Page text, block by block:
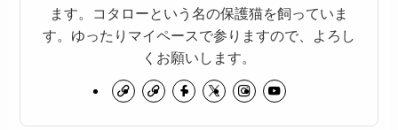
ます。コタローという名の保護猫を飼っていま
す。ゆったりマイペースで参りますので、よろし
くお願いします。